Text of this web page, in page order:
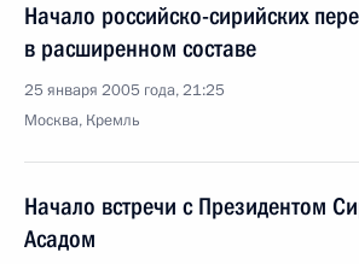
Начало российско-сирийских
в расширенном составе
25 января 2005 года, 21:25
Москва, Кремль
Начало встречи с Президентом
Асадом